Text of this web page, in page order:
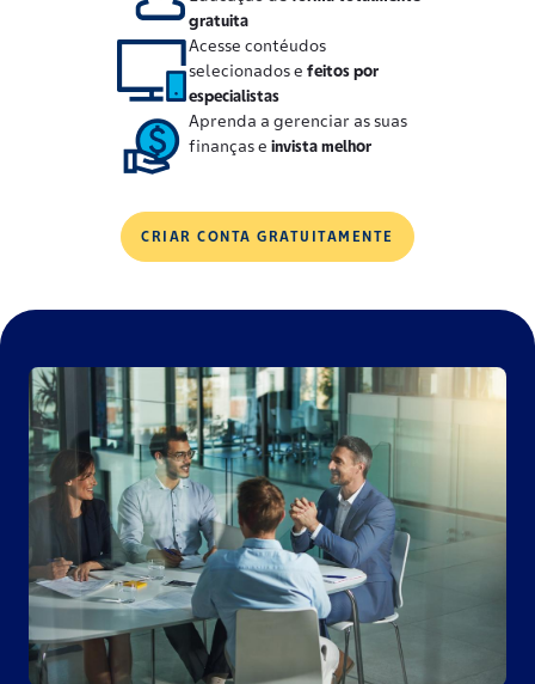
gratuita
Acesse contéudos
selecionados e feitos por
especialistas
Aprenda a gerenciar as suas
finanças e invista melhor
CRIAR CONTA GRATUITAMENTE